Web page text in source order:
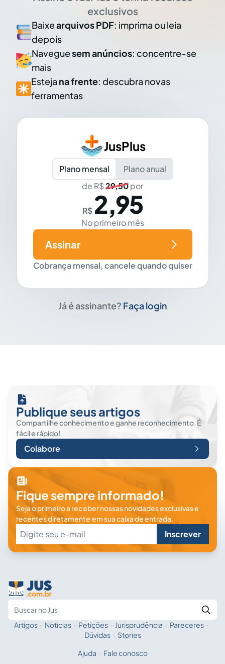
exclusivos
Baixearquivos PDF: imprima ou leia
depois
Naveguesem anúncios: concentre-se
mais
Esteja na frente: descubra novas
ferramentas
JusPlus
Plano mensal
Plano anual
de R$29,50por
R$ 2,95
No primeiro mês
Cobrança mensal, cancele quando quiser
Assinar
Já é assinante? Faça login
Publique seus artigos
Compartilhe conhecimento e ganhe reconhecimento. É
fácil e rápido!
Colabore
Fique sempre informado!
Seja o primeiro a receber nossas novidades exclusivas e
recentes diretamente em sua caixa de entrada.
Inscrever
Fale com a IA
Artigos · Notícias · Petições · Jurisprudência · Pareceres ·
Dúvidas · Stories
Ajuda · Fale conosco